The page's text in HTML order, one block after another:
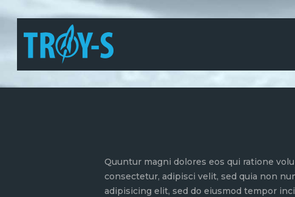
Quuntur magni dolores eos qui ratione
consectetur, adipisci velit, sed quia non
adipisicing elit, sed do eiusmod tempor